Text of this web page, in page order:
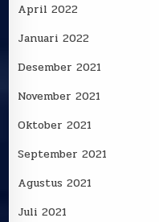
April 2022
Januari 2022
Desember 2021
November 2021
Oktober 2021
September 2021
Agustus 2021
Juli 2021